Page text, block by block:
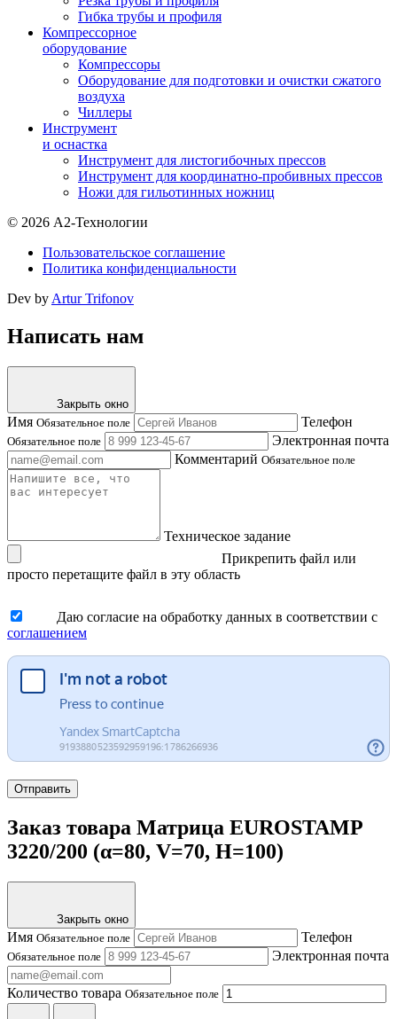
Гибка трубы и профиля
Компрессорное
оборудование
Компрессоры
Оборудование для подготовки и очистки сжатого
воздуха
Чиллеры
Инструмент
и оснастка
Инструмент для листогибочных прессов
Инструмент для координатно-пробивных прессов
Ножи для гильотинных ножниц
© 2026 А2-Технологии
Пользовательское соглашение
Политика конфиденциальности
Dev by Artur Trifonov
Написать нам
Закрыть окно
Имя Обязательное поле Телефон
Обязательное поле
Электронная почта
Комментарий Обязательное поле
Техническое задание
Прикрепить файл или
просто перетащите файл в эту область
Даю согласие на обработку данных в соответствии с
соглашением
Отправить
Заказ товара Матрица EUROSTAMP
3220/200 (α=80, V=70, H=100)
Закрыть окно
Имя Обязательное поле Телефон
Обязательное поле Электронная почта
Количество товара Обязательное поле